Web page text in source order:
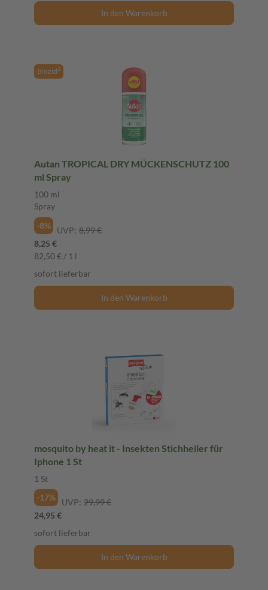
In den Warenkorb
Biozid2
Autan TROPICAL DRY MÜCKENSCHUTZ 100
ml Spray
100 ml
Spray
-8%
UVP: 8,99 €
8,25 €
82,50 € / 1 l
sofort lieferbar
In den Warenkorb
mosquito by heat it - Insekten Stichheiler für
Iphone 1 St
1 St
-17%
UVP: 29,99 €
24,95 €
sofort lieferbar
In den Warenkorb